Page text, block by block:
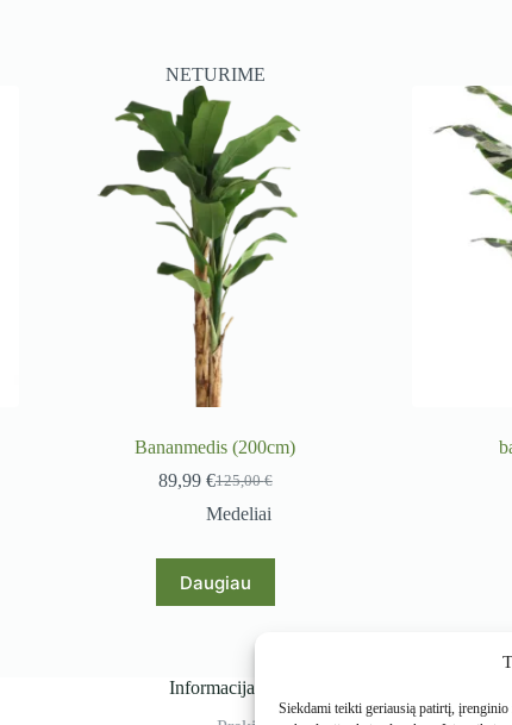
Siekdami teikti geriausią patirtį,
NETURIME
Bananmedis (200cm)
125,00€
Original
price
125,00 €.
89,99 €Current
price
89,99 €.
Medeliai
Daugiau
Informacija